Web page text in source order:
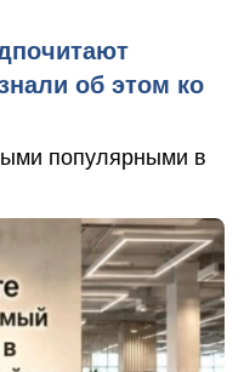
об этом ко
популярными в